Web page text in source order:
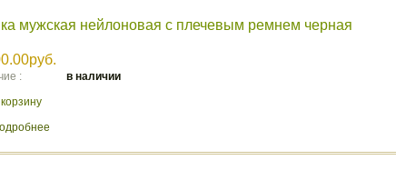
мужская нейлоновая с плечевым ремнем черная
:
в наличии